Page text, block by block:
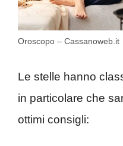
Oroscopo – Cassanoweb.it
Le stelle hanno
in particolare che
ottimi consigli: